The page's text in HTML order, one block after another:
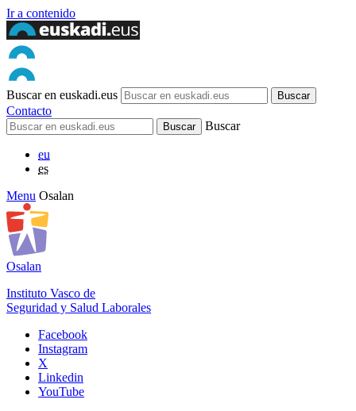
Ir a contenido
Buscar en euskadi.eus
Contacto
Buscar
eu
es
Menu Osalan
Osalan
Instituto Vasco de
Seguridad y Salud Laborales
Facebook
Instagram
X
Linkedin
YouTube